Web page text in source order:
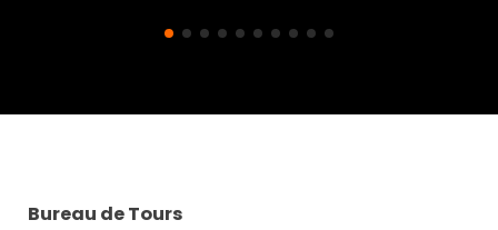
Bureau de Tours